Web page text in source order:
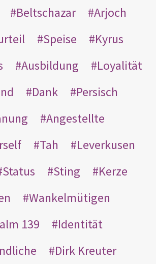
Beltschazar
Arjoch
Speise
Kyrus
Ausbildung
Loyalität
Dank
Persisch
Angestellte
Tah
Leverkusen
Status Sting
Kerze
Wankelmütigen
139
Identität
Dirk Kreuter